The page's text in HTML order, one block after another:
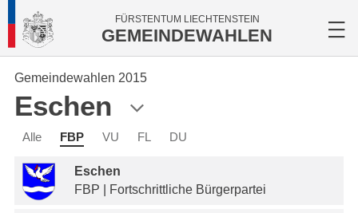
FÜRSTENTUM LIECHTENSTEIN
GEMEINDEWAHLEN
Gemeindewahlen 2015
Eschen
Alle FBP VU FL DU
Eschen
FBP | Fortschrittliche Bürgerpartei